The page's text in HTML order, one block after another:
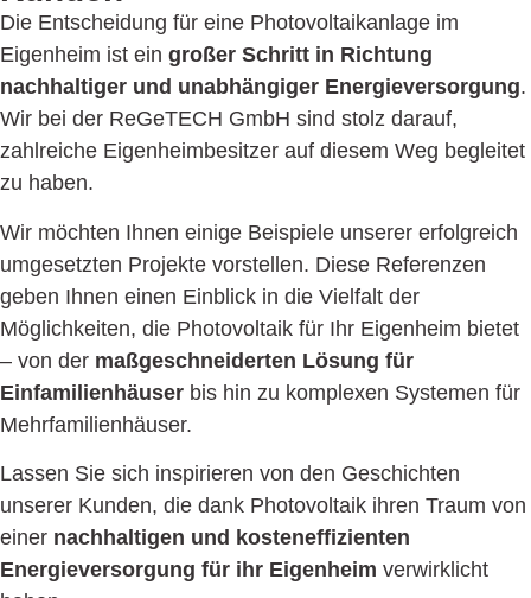
Die Entscheidung für eine Photovoltaikanlage im
Eigenheim ist ein großer Schritt in Richtung
nachhaltiger und unabhängiger Energieversorgung.
Wir bei der ReGeTECH GmbH sind stolz darauf,
zahlreiche Eigenheimbesitzer auf diesem Weg begleitet
zu haben.
Wir möchten Ihnen einige Beispiele unserer erfolgreich
umgesetzten Projekte vorstellen. Diese Referenzen
geben Ihnen einen Einblick in die Vielfalt der
Möglichkeiten, die Photovoltaik für Ihr Eigenheim bietet
– von der maßgeschneiderten Lösung für
Einfamilienhäuser bis hin zu komplexen Systemen für
Mehrfamilienhäuser.
Lassen Sie sich inspirieren von den Geschichten
unserer Kunden, die dank Photovoltaik ihren Traum von
einer nachhaltigen und kosteneffizienten
Energieversorgung für ihr Eigenheim verwirklicht